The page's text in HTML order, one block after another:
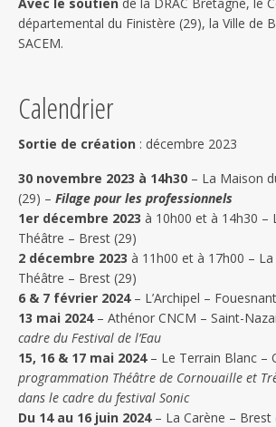
Avec le soutien de la DRAC Bretagne, le
départemental du Finistère (29), la Ville de
SACEM.
Calendrier
Sortie de création : décembre 2023
30 novembre 2023 à 14h30 – La Maison
(29) – Filage pour les professionnels
1er décembre 2023 à 10h00 et à 14h30 –
Théâtre – Brest (29)
2 décembre 2023 à 11h00 et à 17h00 –
Théâtre – Brest (29)
6 & 7 février 2024– L’Archipel –
13 mai 2024 – Athénor CNCM – Saint-
cadre du Festival de l’Eau
15, 16 & 17 mai 2024 – Le Terrain Blanc –
programmation Théâtre de Cornouaille et
dans le cadre du festival Sonic
Du 14 au 16 juin 2024 – La Carène – Brest